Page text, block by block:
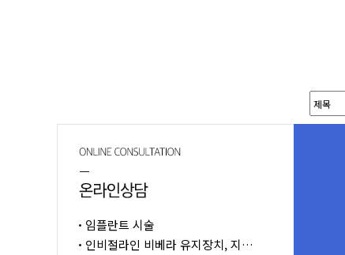
임플란트 시술
인비절라인 비베라 유지장치, 지…